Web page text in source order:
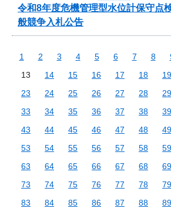
令和8年度危機管理型水位計保守点
般競争入札公告
1 2 3 4 5 6 7 8
13
14 15 16 17 18 19
23
24 25 26 27 28 29
33
34 35 36 37 38 39
43
44 45 46 47 48 49
53
54 55 56 57 58 59
63
64 65 66 67 68 69
73
74 75 76 77 78 79
83
84 85 86 87 88 89